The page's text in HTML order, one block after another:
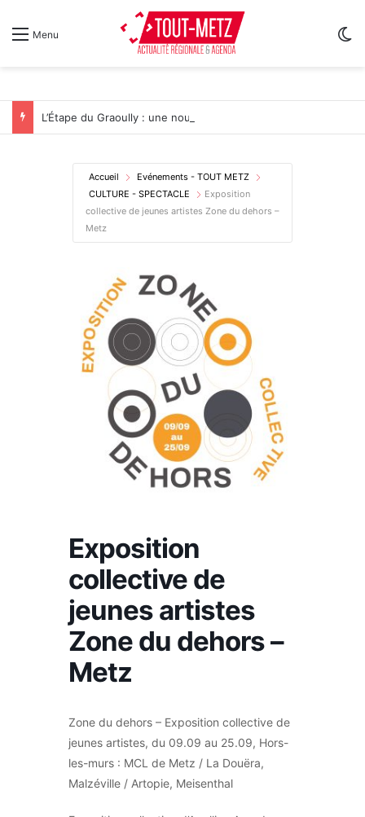
Menu
Accueil
Evénements - TOUT METZ
CULTURE - SPECTACLE
Exposition
collective de jeunes artistes Zone du dehors –
Metz
Exposition
collective de
jeunes artistes
Zone du dehors –
Metz
Zone du dehors – Exposition collective de
jeunes artistes, du 09.09 au 25.09, Hors-
les-murs : MCL de Metz / La Douëra,
Malzéville / Artopie, Meisenthal